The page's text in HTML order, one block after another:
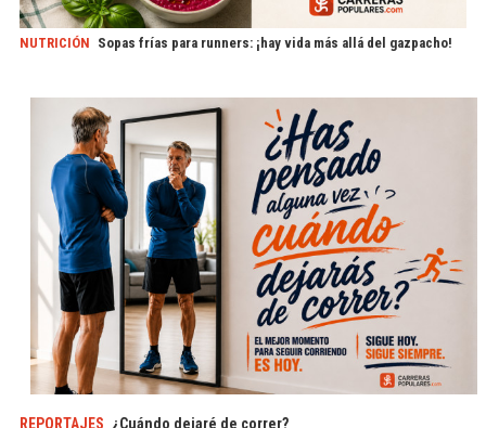
NUTRICIÓN Sopas frías para runners: ¡hay vida más allá del gazpacho!
REPORTAJES ¿Cuándo dejaré de correr?